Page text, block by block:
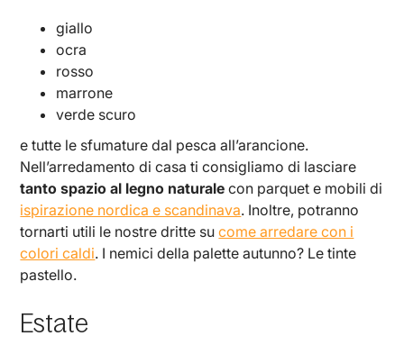
giallo
ocra
rosso
marrone
verde scuro
e tutte le sfumature dal pesca all’arancione.
Nell’arredamento di casa ti consigliamo di lasciare
tanto spazio al legno naturale con parquet e mobili di
ispirazione nordica e scandinava. Inoltre, potranno
tornarti utili le nostre dritte sucome arredare con i
colori caldi. I nemici della palette autunno? Le tinte
pastello.
Estate